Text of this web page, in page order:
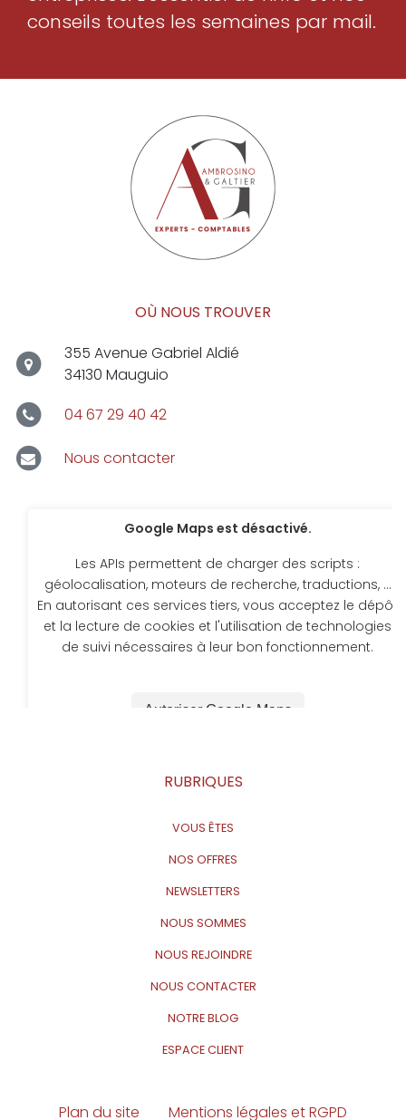
conseils toutes les semaines par mail.
OÙ NOUS TROUVER
355 Avenue Gabriel Aldié
34130 Mauguio
04 67 29 40 42
Nous contacter
Google Maps est désactivé.
Les APIs permettent de charger des scripts :
géolocalisation, moteurs de recherche, traductions, ...
En autorisant ces services tiers, vous acceptez le dépôt
et la lecture de cookies et l'utilisation de technologies
de suivi nécessaires à leur bon fonctionnement.
Autoriser Google Maps
RUBRIQUES
VOUS ÊTES
NOS OFFRES
NEWSLETTERS
NOUS SOMMES
NOUS REJOINDRE
NOUS CONTACTER
NOTRE BLOG
ESPACE CLIENT
Plan du site Mentions légales et RGPD